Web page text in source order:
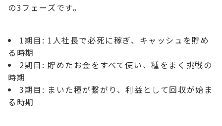
の3フェーズです。
1期目: 1人社長で必死に稼ぎ、キャッシュを貯め
る時期
2期目: 貯めたお金をすべて使い、種をまく挑戦の
時期
3期目: まいた種が繋がり、利益として回収が始ま
る時期